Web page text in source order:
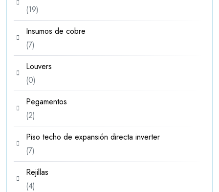
1919
productos
Insumos de cobre
77
productos
Louvers
00
productos
Pegamentos
22
productos
Piso techo de expansión directa inverter
77
productos
Rejillas
44